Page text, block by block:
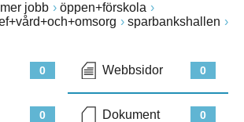
jobb
öppen+förskola
sparbankshallen
0 0
Webbsidor
0 0
Dokument